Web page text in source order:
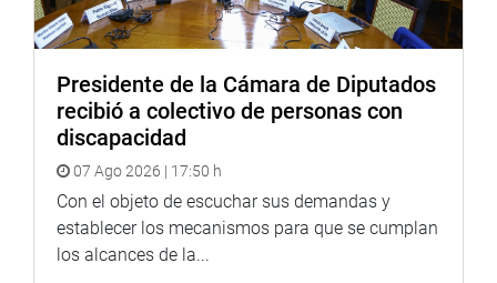
Poder Ejecutivo adecua el Reglamento de la Ley de
Aeronáutica Civil del Perú a las modificaciones
contados a partir de su vigencia.
OFICINA DE COMUNICACIONES E IMAGEN
INSTITUCIONAL
Presidente de la Cámara de Diputados
recibió a colectivo de personas con
discapacidad
07 Ago 2026 | 17:50 h
Con el objeto de escuchar sus demandas y
establecer los mecanismos para que se cumplan
los alcances de la...